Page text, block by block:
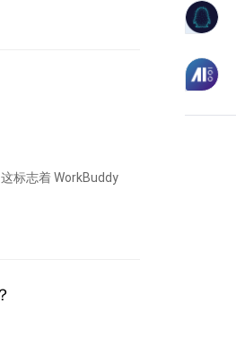
标志着 WorkBuddy